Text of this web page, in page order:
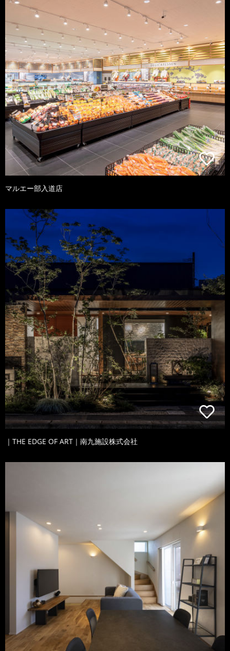
マルエー部入道店
｜THE EDGE OF ART｜南九施設株式会社